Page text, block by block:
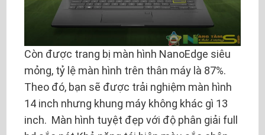
Còn được trang bị màn hình NanoEdge siêu
mỏng, tỷ lệ màn hình trên thân máy là 87%.
Theo đó, bạn sẽ được trải nghiệm màn hình
14 inch nhưng khung máy không khác gì 13
inch. Màn hình tuyệt đẹp với độ phân giải full